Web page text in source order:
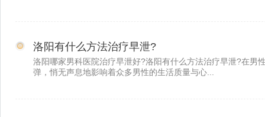
洛阳有什么方法治疗早泄?
洛阳哪家男科医院治疗早泄好?洛阳有什么方法治疗早泄?在男
弹，悄无声息地影响着众多男性的生活质量与心...